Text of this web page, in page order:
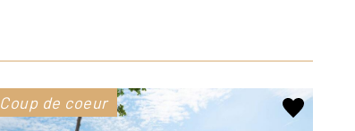
Coup de coeur